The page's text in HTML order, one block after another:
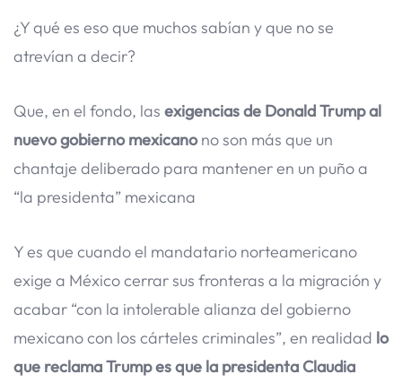
¿Y qué es eso que muchos sabían y que no se
atrevían a decir?
Que, en el fondo, las exigencias de Donald Trump al
nuevo gobierno mexicanono son más que un
chantaje deliberado para mantener en un puño a
“la presidenta” mexicana
Y es que cuando el mandatario norteamericano
exige a México cerrar sus fronteras a la migración y
acabar “con la intolerable alianza del gobierno
mexicano con los cárteles criminales”, en realidad lo
que reclama Trump es que la presidenta Claudia